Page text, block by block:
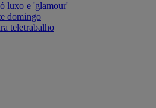
luxo e 'glamour'
domingo
teletrabalho